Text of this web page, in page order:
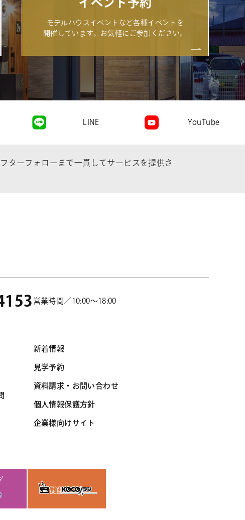
イベント予約
モデルハウスイベントなど各種イベントを
開催しています。お気軽にご参加ください。
LINE YouTube
ターフォローまで一貫してサービスを提供さ
営業時間／10:00～18:00
新着情報
見学予約
資料請求・お問い合わせ
個人情報保護方針
企業様向けサイト